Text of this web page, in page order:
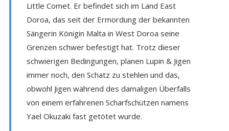
Little Comet. Er befindet sich im Land East
Doroa, das seit der Ermordung der bekannten
Sängerin Königin Malta in West Doroa seine
Grenzen schwer befestigt hat. Trotz dieser
schwierigen Bedingungen, planen Lupin & Jigen
immer noch, den Schatz zu stehlen und das,
obwohl Jigen während des damaligen Überfalls
von einem erfahrenen Scharfschützen namens
Yael Okuzaki fast getötet wurde.